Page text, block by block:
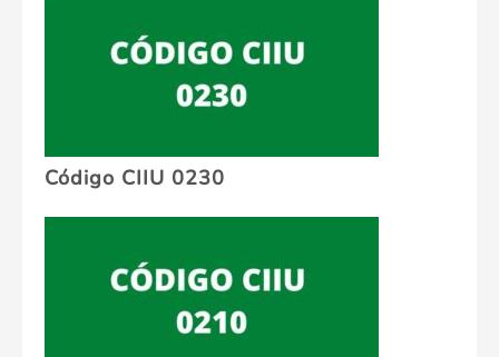
Código CIIU 0230